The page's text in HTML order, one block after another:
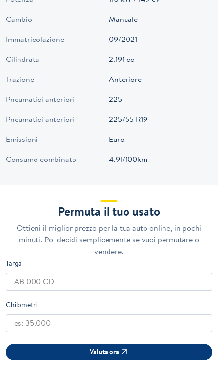
Cambio
Manuale
Immatricolazione
09/2021
Cilindrata
2.191 cc
Trazione
Anteriore
Pneumatici anteriori
225
Pneumatici anteriori
225/55 R19
Emissioni
Euro
Consumo combinato
4.9l/100km
Permuta il tuo usato
Ottieni il miglior prezzo per la tua auto online, in pochi
minuti. Poi decidi semplicemente se vuoi permutare o
vendere.
Targa
Chilometri
Valuta ora